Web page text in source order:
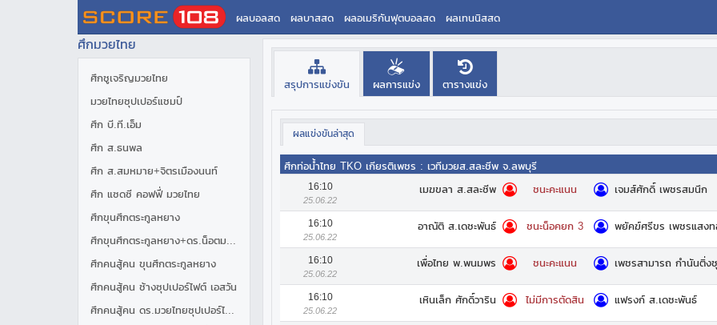
ผลบอลสด ผลบาสสด ผลอเมริกันฟุตบอลสด ผลเทนนิสสด
ศึกมวยไทย
ศึกชูเจริญมวยไทย
มวยไทยซุปเปอร์แชมป์
ศึก บี.ที.เอ็ม
ศึก ส.ธนพล
ศึก ส.สมหมาย+จิตรเมืองนนท์
ศึก แซดซี คอฟฟี่ มวยไทย
ศึกขุนศึกตระกูลหยาง
ศึกขุนศึกตระกูลหยาง+ดร.น็อตมวยไทย
ศึกคนสู้คน ขุนศึกตระกูลหยาง
ศึกคนสู้คน ช้างซุปเปอร์ไฟต์ เอสวัน
ศึกคนสู้คน ดร.มวยไทยซุปเปอร์ไฟต์
สรุปการแข่งขัน ผลการแข่ง ตารางแข่ง
ผลแข่งขันล่าสุด
ศึกท่อน้ำไทย TKO เกียรติเพชร : เวทีมวยส.สละชีพ จ.ลพบุรี
16:10
25.06.22
เมฆขลา ส.สละชีพ ชนะคะแนน เจมส์ศักดิ์ เพชรสมนึก
16:10
25.06.22
อาณัติ ส.เดชะพันธ์ ชนะน็อคยก 3 พยัคฆ์ศรีขร เพชรแสงท
16:10
25.06.22
เพื่อไทย พ.พนมพร ชนะคะแนน เพชรสามารถ กำนันติ่ง
16:10
25.06.22
เหินเล็ก ศักดิ์วาริน ไม่มีการตัดสิน แฟรงก์ ส.เดชะพันธ์